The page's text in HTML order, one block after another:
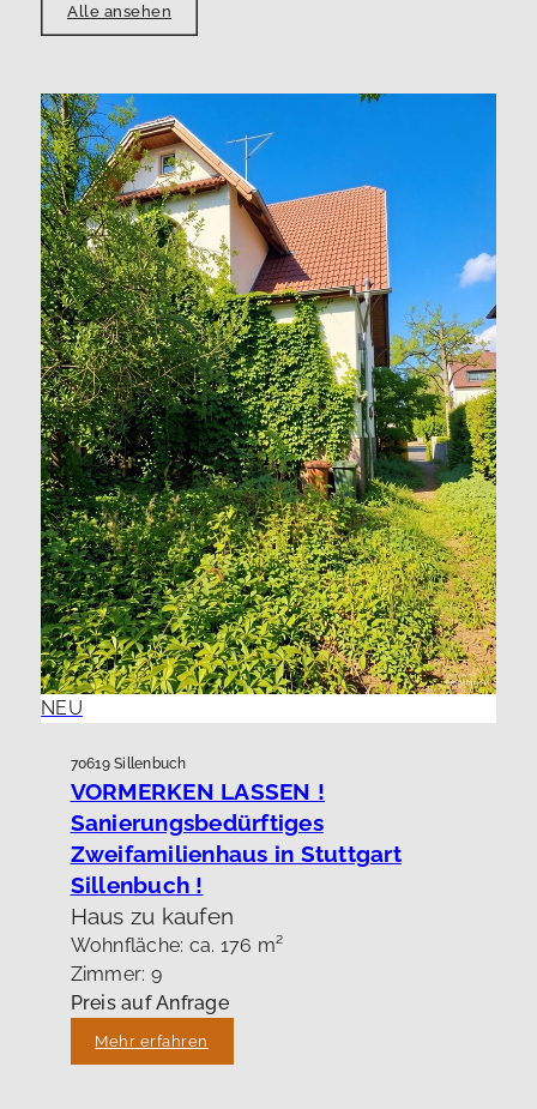
Alle ansehen
NEU
70619 Sillenbuch
VORMERKEN LASSEN !
Sanierungsbedürftiges
Zweifamilienhaus in Stuttgart
Sillenbuch !
Haus zu kaufen
Wohnfläche: ca. 176 m²
Zimmer: 9
Preis auf Anfrage
Mehr erfahren